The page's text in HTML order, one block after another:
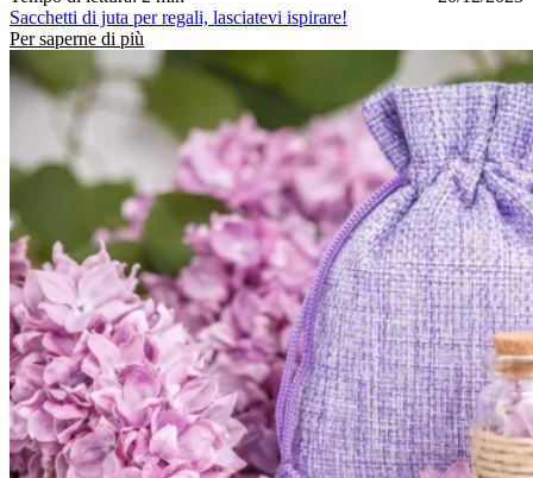
Sacchetti di juta per regali, lasciatevi ispirare!
Per saperne di più